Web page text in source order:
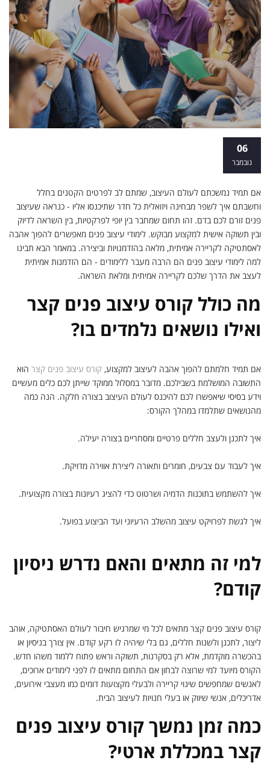
06
נובמבר
אם תמיד נמשכתם לעולם העיצוב, שמתם לב לפרטים הקטנים בחלל
וחשבתם איך לשפר מבחינה ויזואלית כל חדר שתיכנסו אליו - כנראה שעיצוב
פנים זורם לכם בדם. זהו תחום שמחבר בין יופי לפרקטיות, בין השראה לדיוק
ובין תשוקה אישית למקצוע מבוקש. לימודי עיצוב פנים מאפשרים להפוך אהבה
לאסתטיקה לקריירה אמיתית, מלאה בהזדמנויות וביצירה. במאמר הבא תבינו
למה לימודי עיצוב פנים הם הרבה מעבר ללימודים - הם הזדמנות אמיתית
לעצב את הדרך שלכם לקריירה אמיתית ומלאת השראה.
מה כולל קורס עיצוב פנים קצר
ואילו נושאים נלמדים בו?
אם תמיד חלמתם להפוך אהבה לעיצוב למקצוע, קורס עיצוב פנים קצר הוא
התשובה המושלמת בשבילכם. מדובר במסלול ממוקד שייתן לכם כלים מעשיים
וידע בסיסי שיאפשרו לכם להיכנס לעולם העיצוב בצורה חלקה. הנה כמה
מהנושאים שתלמדו במהלך הקורס:
איך לתכנן ולעצב חללים פרטיים ומסחריים בצורה יעילה.
איך לעבוד עם צבעים, חומרים ותאורה ליצירת אווירה מדויקת.
איך להשתמש בתוכנות הדמיה ושרטוט כדי להציג רעיונות בצורה מקצועית.
איך לגשת לפרויקט עיצוב מהשלב הרעיוני ועד הביצוע בפועל.
למי זה מתאים והאם נדרש ניסיון
קודם?
קורס עיצוב פנים קצר מתאים לכל מי שמרגיש חיבור לעולם האסתטיקה, אוהב
ליצור, לתכנן ולשנות חללים, גם בלי שיהיה לו רקע קודם. אין צורך בניסיון או
בהכשרה מוקדמת, אלא רק בסקרנות, תשוקה וראש פתוח ללמוד משהו חדש.
הקורס מיועד למי שרוצה לבחון אם התחום מתאים לו לפני לימודים ארוכים,
לאנשים שמחפשים שינוי קריירה ולבעלי מקצועות דומים כמו מעצבי אירועים,
אדריכלים, אנשי שיווק או בעלי חנויות לעיצוב הבית.
כמה זמן נמשך קורס עיצוב פנים
קצר במכללת ארטי?